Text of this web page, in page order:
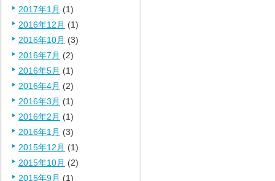
2017年1月 (1)
2016年12月 (1)
2016年10月 (3)
2016年7月 (2)
2016年5月 (1)
2016年4月 (2)
2016年3月 (1)
2016年2月 (1)
2016年1月 (3)
2015年12月 (1)
2015年10月 (2)
2015年9月 (1)